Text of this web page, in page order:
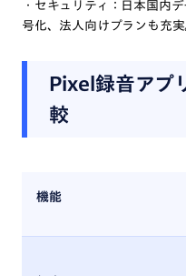
・セキュリティ：日本国内
号化、法人向けプランも充実
Pixel録音アプ
較
機能